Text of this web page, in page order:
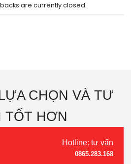
are currently closed.
CHỌN VÀ TƯ
TỐT HƠN
Hotline: tư vấn
0865.283.168